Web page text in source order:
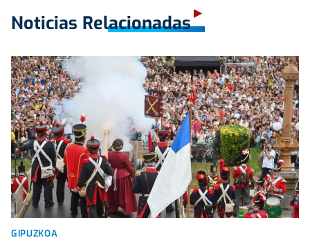
Noticias Relacionadas
GIPUZKOA